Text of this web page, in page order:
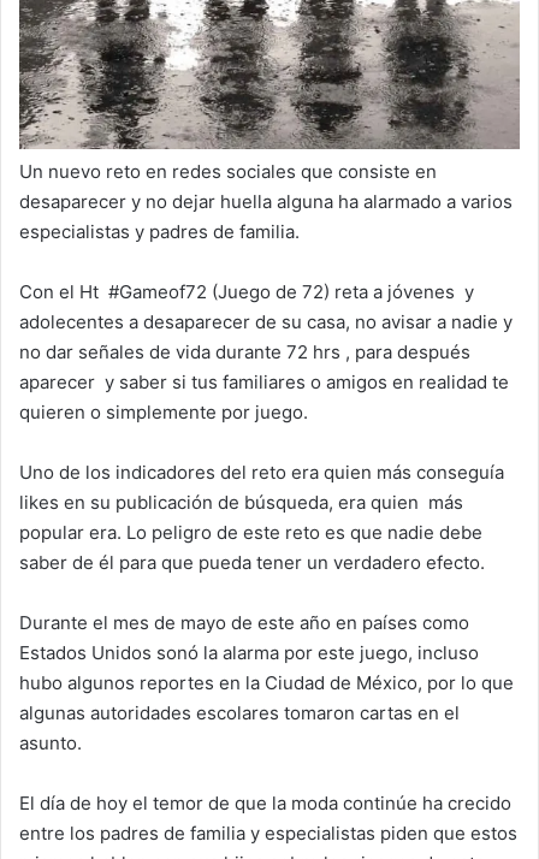
Un nuevo reto en redes sociales que consiste en
desaparecer y no dejar huella alguna ha alarmado a varios
especialistas y padres de familia.
Con el Ht #Gameof72 (Juego de 72) reta a jóvenes y
adolecentes a desaparecer de su casa, no avisar a nadie y
no dar señales de vida durante 72 hrs , para después
aparecer y saber si tus familiares o amigos en realidad te
quieren o simplemente por juego.
Uno de los indicadores del reto era quien más conseguía
likes en su publicación de búsqueda, era quien más
popular era. Lo peligro de este reto es que nadie debe
saber de él para que pueda tener un verdadero efecto.
Durante el mes de mayo de este año en países como
Estados Unidos sonó la alarma por este juego, incluso
hubo algunos reportes en la Ciudad de México, por lo que
algunas autoridades escolares tomaron cartas en el
asunto.
El día de hoy el temor de que la moda continúe ha crecido
entre los padres de familia y especialistas piden que estos